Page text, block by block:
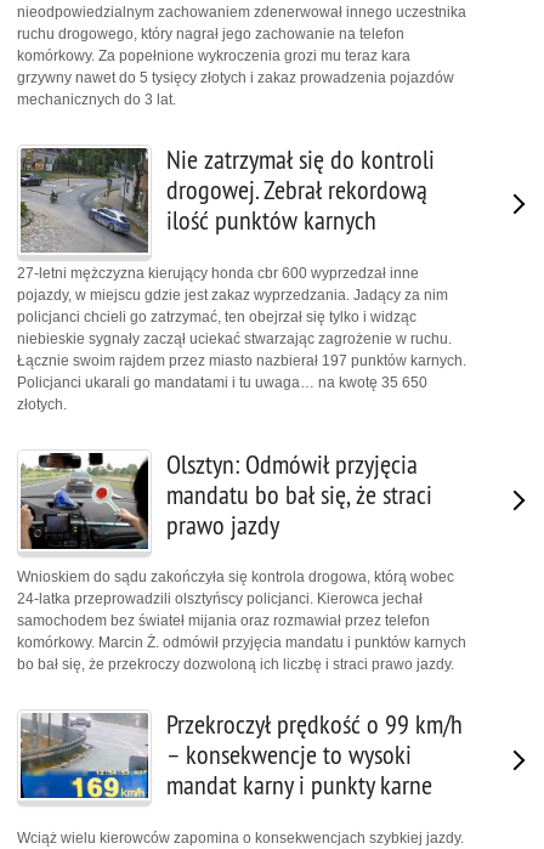
nieodpowiedzialnym zachowaniem zdenerwował innego uczestnika
ruchu drogowego, który nagrał jego zachowanie na telefon
komórkowy. Za popełnione wykroczenia grozi mu teraz kara
grzywny nawet do 5 tysięcy złotych i zakaz prowadzenia pojazdów
mechanicznych do 3 lat.
Nie zatrzymał się do kontroli
drogowej. Zebrał rekordową
ilość punktów karnych
27-letni mężczyzna kierujący honda cbr 600 wyprzedzał inne
pojazdy, w miejscu gdzie jest zakaz wyprzedzania. Jadący za nim
policjanci chcieli go zatrzymać, ten obejrzał się tylko i widząc
niebieskie sygnały zaczął uciekać stwarzając zagrożenie w ruchu.
Łącznie swoim rajdem przez miasto nazbierał 197 punktów karnych.
Policjanci ukarali go mandatami i tu uwaga… na kwotę 35 650
złotych.
Olsztyn: Odmówił przyjęcia
mandatu bo bał się, że straci
prawo jazdy
Wnioskiem do sądu zakończyła się kontrola drogowa, którą wobec
24-latka przeprowadzili olsztyńscy policjanci. Kierowca jechał
samochodem bez świateł mijania oraz rozmawiał przez telefon
komórkowy. Marcin Ż. odmówił przyjęcia mandatu i punktów karnych
bo bał się, że przekroczy dozwoloną ich liczbę i straci prawo jazdy.
Przekroczył prędkość o 99 km/h
– konsekwencje to wysoki
mandat karny i punkty karne
Wciąż wielu kierowców zapomina o konsekwencjach szybkiej jazdy.